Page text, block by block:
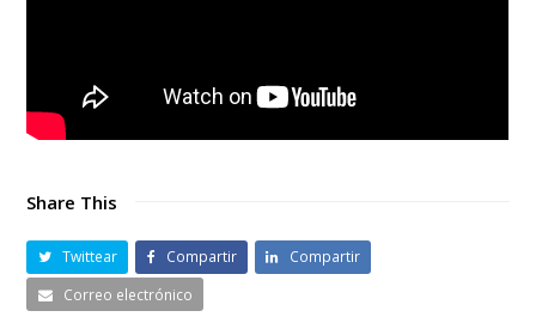
Share This
Twittear Compartir
Compartir
Correo electrónico